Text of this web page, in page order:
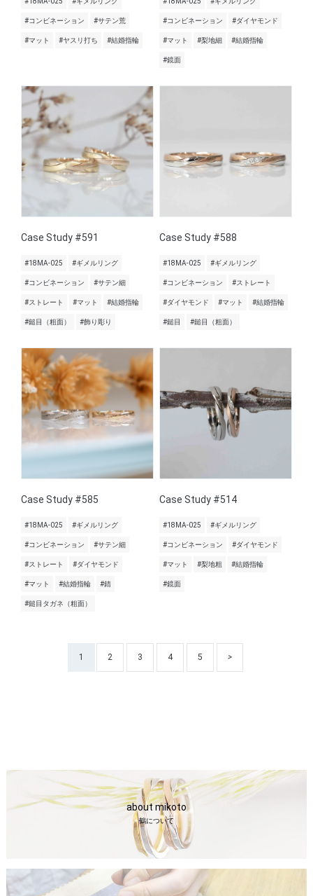
#コンビネーション #サテン荒
#マット #ヤスリ打ち #結婚指輪
#コンビネーション #ダイヤモンド
#マット #梨地細 #結婚指輪
#鏡面
Case Study #591
#18MA-025 #ギメルリング
#コンビネーション #サテン細
#ストレート #マット #結婚指輪
#鎚目（粗面） #飾り彫り
Case Study #588
#18MA-025 #ギメルリング
#コンビネーション #ストレート
#ダイヤモンド #マット #結婚指輪
#鎚目 #鎚目（粗面）
Case Study #585
#18MA-025 #ギメルリング
#コンビネーション #サテン細
#ストレート #ダイヤモンド
#マット #結婚指輪 #錆
#鎚目タガネ（粗面）
Case Study #514
#18MA-025 #ギメルリング
#コンビネーション #ダイヤモンド
#マット #梨地粗 #結婚指輪
#鏡面
1 2 3 4 5 >
about mikoto
鶴について